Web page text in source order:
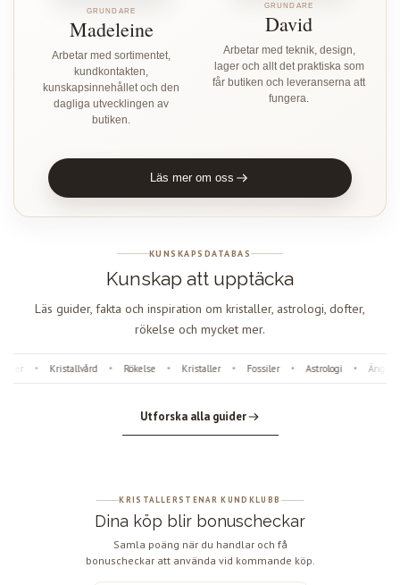
GRUNDARE
Madeleine
Arbetar med sortimentet,
kundkontakten,
kunskapsinnehållet och den
dagliga utvecklingen av
butiken.
GRUNDARE
David
Arbetar med teknik, design,
lager och allt det praktiska som
får butiken och leveranserna att
fungera.
Läs mer om oss
KUNSKAPSDATABAS
Kunskap att upptäcka
Läs guider, fakta och inspiration om kristaller, astrologi, dofter,
rökelse och mycket mer.
Kristallvård Rökelse Kristaller • Fossiler • Astrologi
Utforska alla guider
KRISTALLERSTENAR KUNDKLUBB
Dina köp blir bonuscheckar
Samla poäng när du handlar och få
bonuscheckar att använda vid kommande köp.